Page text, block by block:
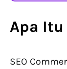
Apa Itu
SEO